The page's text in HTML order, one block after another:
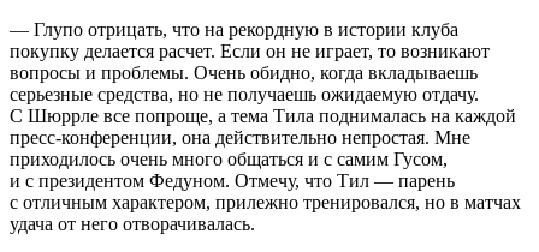
— Глупо отрицать, что на рекордную в истории клуба
покупку делается расчет. Если он не играет, то возникают
вопросы и проблемы. Очень обидно, когда вкладываешь
серьезные средства, но не получаешь ожидаемую отдачу.
С Шюррле все попроще, а тема Тила поднималась на каждой
пресс-конференции, она действительно непростая. Мне
приходилось очень много общаться и с самим Гусом,
и с президентом Федуном. Отмечу, что Тил — парень
с отличным характером, прилежно тренировался, но в матчах
удача от него отворачивалась.